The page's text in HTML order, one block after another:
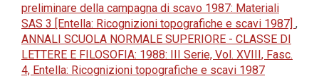
preliminare della campagna di scavo 1987: Materiali
SAS 3 [Entella: Ricognizioni topografiche e scavi 1987] ,
ANNALI SCUOLA NORMALE SUPERIORE - CLASSE DI
LETTERE E FILOSOFIA: 1988: III Serie, Vol. XVIII, Fasc.
4, Entella: Ricognizioni topografiche e scavi 1987